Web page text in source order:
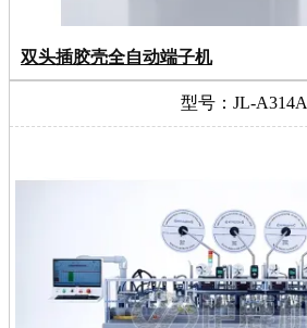
双头插胶壳全自动端子机
型号：JL-A314A